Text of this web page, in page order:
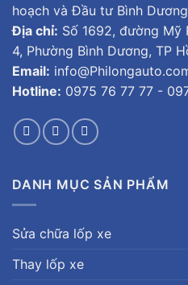
hoạch và Đầu tư Bình Dương
Địa chỉ: Số 1692, đường Mỹ
4, Phường Bình Dương, TP
Email:
Hotline: 0975 76 77 77 -
DANH MỤC SẢN PHẨM
Sửa chữa lốp xe
Thay lốp xe